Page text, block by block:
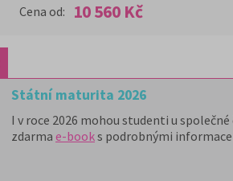
Cena od: 10 560 Kč
Státní maturita 2026
I v roce 2026 mohou studenti u
zdarma e-books podrobnými